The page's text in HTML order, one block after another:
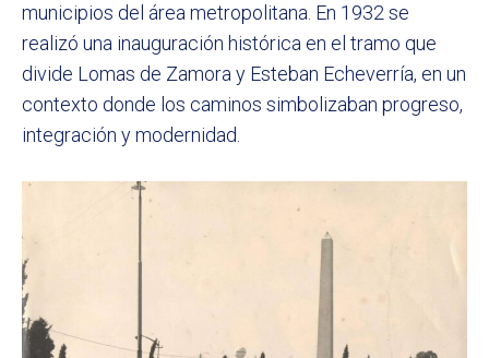
municipios del área metropolitana. En 1932 se
realizó una inauguración histórica en el tramo que
divide Lomas de Zamora y Esteban Echeverría, en un
contexto donde los caminos simbolizaban progreso,
integración y modernidad.